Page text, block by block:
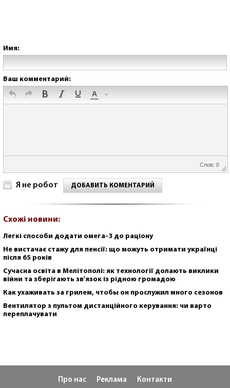
Имя:
Ваш комментарий:
Слов: 0
Я не робот ДОБАВИТЬ КОМЕНТАРИЙ
Схожі новини:
Легкі способи додати омега-3 до раціону
Не вистачає стажу для пенсії: що можуть отримати українці
після 65 років
Сучасна освіта в Мелітополі: як технології долають виклики
війни та зберігають зв'язок із рідною громадою
Как ухаживать за грилем, чтобы он прослужил много сезонов
Вентилятор з пультом дистанційного керування: чи варто
переплачувати
Про нас Реклама Контакти